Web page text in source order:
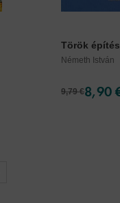
Török
Németh István
9,79 €8,90